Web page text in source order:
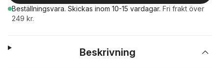
Beställningsvara. Skickas inom 10-15 vardagar. Fri frakt över
249 kr.
Beskrivning